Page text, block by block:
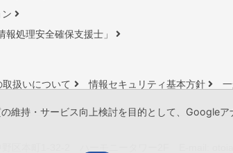
報処理安全確保⽀援⼠」
扱いについて 情報セキュリティ基本方針
維持・サービス向上検討を目的として、Google